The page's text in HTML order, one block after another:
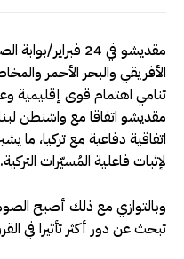
مقديشو في 24
الأفريقي والبحر الأحمر
تنامي اهتمام قوى إقليمية
مقديشو اتفاقا مع واشنطن
اتفاقية دفاعية مع تركيا، ما
لإثبات فاعلية المُسيّرات التركية.
وبالتوازي مع ذلك أصبح
تبحث عن دور أكثر تأثيرا في